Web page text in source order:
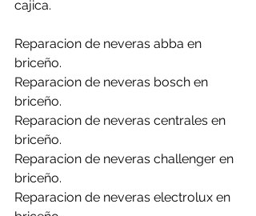
cajica.
Reparacion de neveras abba en
briceño.
Reparacion de neveras bosch en
briceño.
Reparacion de neveras centrales en
briceño.
Reparacion de neveras challenger en
briceño.
Reparacion de neveras electrolux en